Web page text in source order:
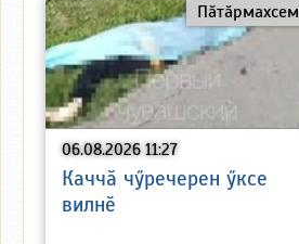
06.08.2026 11:27
Пӑтӑрмахсем
Каччӑ чӳречерен ӳксе
вилнӗ